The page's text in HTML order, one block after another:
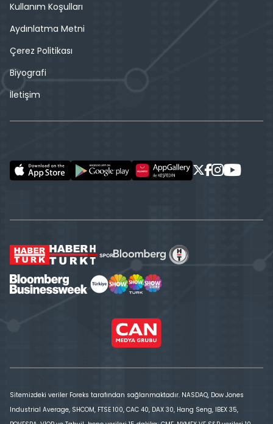
Kullanım Koşulları
Aydınlatma Metni
Çerez Politikası
Biyografi
İletişim
Sitemizdeki veriler Foreks tarafından sağlanmaktadır. NASDAQ, Dow Jones
Industrial Average, SHCOM, FTSE 100, CAC 40, DAX 30, Hang Seng, IBEX 35,